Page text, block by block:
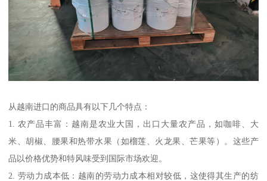
从越南进口的商品具有以下几个特点：
1. 农产品丰富：越南是农业大国，出口大量农产品，如咖啡、大
米、胡椒、腰果和热带水果（如榴莲、火龙果、芒果等）。这些产
品以价格优势和特风味受到国际市场欢迎。
2. 劳动力成本低：越南的劳动力成本相对较低，这使得其生产的纺